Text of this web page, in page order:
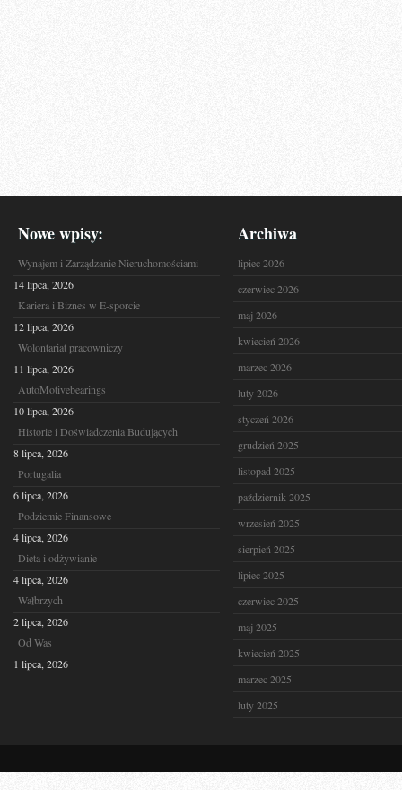
Nowe wpisy:
Wynajem i Zarządzanie Nieruchomościami
14 lipca, 2026
Kariera i Biznes w E-sporcie
12 lipca, 2026
Wolontariat pracowniczy
11 lipca, 2026
AutoMotivebearings
10 lipca, 2026
Historie i Doświadczenia Budujących
8 lipca, 2026
Portugalia
6 lipca, 2026
Podziemie Finansowe
4 lipca, 2026
Dieta i odżywianie
4 lipca, 2026
Wałbrzych
2 lipca, 2026
Od Was
1 lipca, 2026
Archiwa
lipiec 2026
czerwiec 2026
maj 2026
kwiecień 2026
marzec 2026
luty 2026
styczeń 2026
grudzień 2025
listopad 2025
październik 2025
wrzesień 2025
sierpień 2025
lipiec 2025
czerwiec 2025
maj 2025
kwiecień 2025
marzec 2025
luty 2025